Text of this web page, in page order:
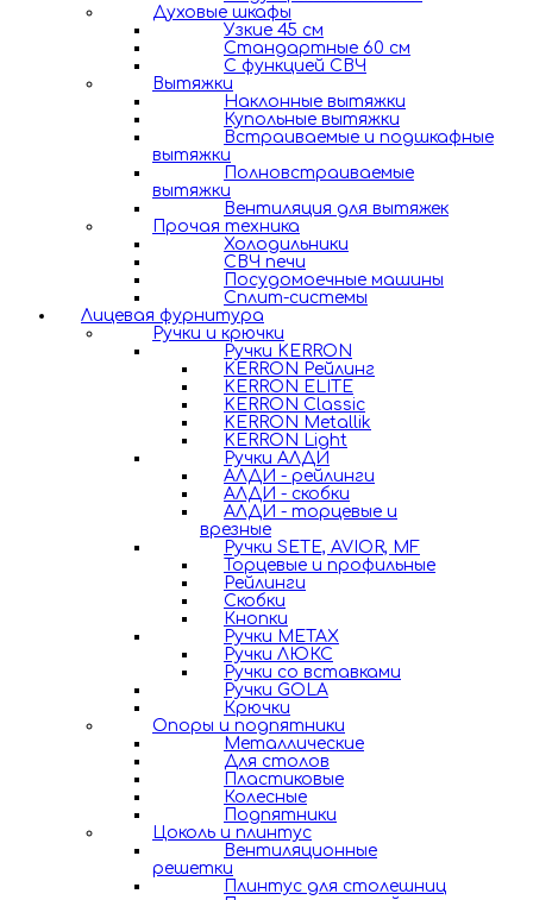
Духовые шкафы
Узкие 45 см
Стандартные 60 см
С функцией СВЧ
Вытяжки
Наклонные вытяжки
Купольные вытяжки
Встраиваемые и подшкафные
вытяжки
Полновстраиваемые
вытяжки
Вентиляция для вытяжек
Прочая техника
Холодильники
СВЧ печи
Посудомоечные машины
Сплит-системы
Лицевая фурнитура
Ручки и крючки
Ручки KERRON
KERRON Рейлинг
KERRON ELITE
KERRON Classic
KERRON Metallik
KERRON Light
Ручки АЛДИ
АЛДИ - рейлинги
АЛДИ - скобки
АЛДИ - торцевые и
врезные
Ручки SETE, AVIOR, MF
Торцевые и профильные
Рейлинги
Скобки
Кнопки
Ручки METAX
Ручки ЛЮКС
Ручки со вставками
Ручки GOLA
Крючки
Опоры и подпятники
Металлические
Для столов
Пластиковые
Колесные
Подпятники
Цоколь и плинтус
Вентиляционные
решетки
Плинтус для столешниц